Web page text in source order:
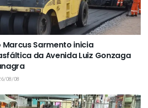
Sarmento inicia
da Avenida Luiz Gonzaga
08/08